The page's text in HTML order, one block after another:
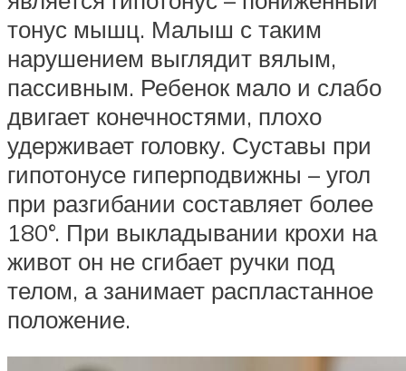
тонус мышц. Малыш с таким
нарушением выглядит вялым,
пассивным. Ребенок мало и слабо
двигает конечностями, плохо
удерживает головку. Суставы при
гипотонусе гиперподвижны – угол
при разгибании составляет более
180°. При выкладывании крохи на
живот он не сгибает ручки под
телом, а занимает распластанное
положение.